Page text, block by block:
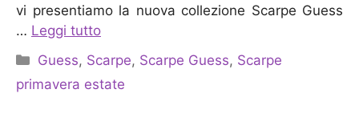
vi presentiamo la nuova collezione Scarpe Guess
… Leggi tutto
Categorie
Guess, Scarpe, Scarpe Guess, Scarpe
primavera estate